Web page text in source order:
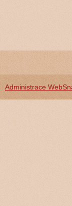
Administrace